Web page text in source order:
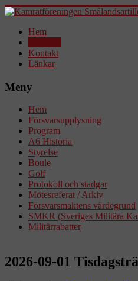
Hem
Kontakt
Länkar
Meny
Hem
Försvarsupplysning
Program
A6 Historia
Styrelse
Boule
Golf
Protokoll och stadgar
Mötesreferat / Arkiv
Försvarsmaktens värdegrund
SMKR (Sveriges Militära
Militärrabatter
2026-09-01